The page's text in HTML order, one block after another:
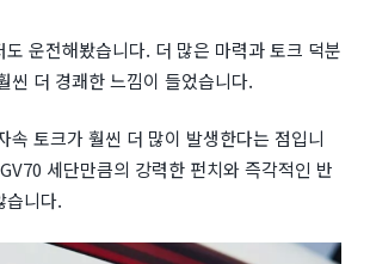
운전해봤습니다. 더 많은 마력과 토크 덕분
씬 더 경쾌한 느낌이 들었습니다.
속 토크가 훨씬 더 많이 발생한다는 점입니
세단만큼의 강력한 펀치와 즉각적인 반
습니다.